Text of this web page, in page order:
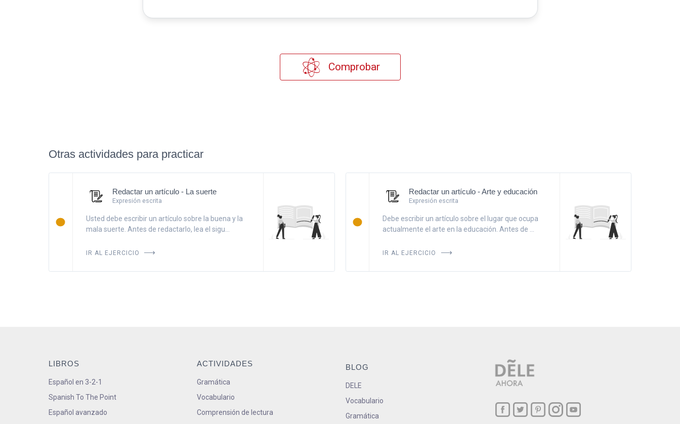
Comprobar
Otras actividades para practicar
Redactar un artículo - La suerte
Expresión escrita
Usted debe escribir un artículo sobre la buena y la
mala suerte. Antes de redactarlo, lea el sigu...
IR AL EJERCICIO
Redactar un artículo - Arte y educación
Expresión escrita
Debe escribir un artículo sobre el lugar que ocupa
actualmente el arte en la educación. Antes de ...
IR AL EJERCICIO
LIBROS
Español en 3-2-1
Spanish To The Point
Español avanzado
ACTIVIDADES
Gramática
Vocabulario
Comprensión de lectura
BLOG
DELE
Vocabulario
Gramática